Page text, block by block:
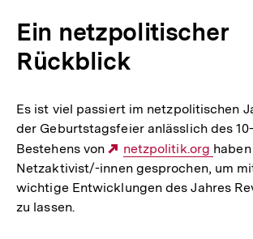
Ein netzpolitischer
Rückblick
Es ist viel passiert im netzpolitischen
der Geburtstagsfeier anlässlich des
Bestehens von
Externer
Link:
netzpolitik.org
Netzaktivist/-innen gesprochen, um
wichtige Entwicklungen des Jahres
zu lassen.